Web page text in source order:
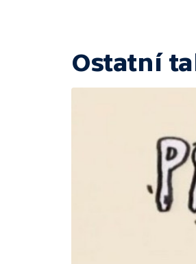
Ostatní